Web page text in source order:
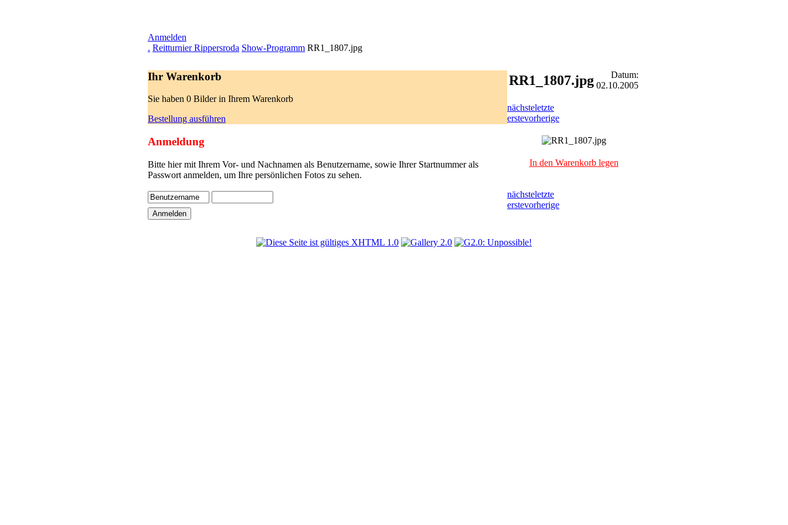
Anmelden
. Reitturnier Rippersroda Show-Programm RR1_1807.jpg
Ihr Warenkorb
Sie haben 0 Bilder in Ihrem Warenkorb
Bestellung ausführen
Anmeldung
Bitte hier mit Ihrem Vor- und Nachnamen als Benutzername, sowie Ihrer Startnummer als
Passwort anmelden, um Ihre persönlichen Fotos zu sehen.
RR1_1807.jpg
Datum:
02.10.2005
nächsteletzte
erstevorherige
In den Warenkorb legen
nächsteletzte
erstevorherige